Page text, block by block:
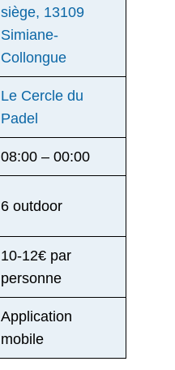
siège, 13109
Simiane-
Collongue
Le Cercle du
Padel
08:00 – 00:00
6 outdoor
10-12€ par
personne
Application
mobile